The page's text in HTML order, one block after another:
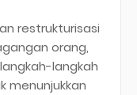
restrukturisasi
orang,
langkah
menunjukkan